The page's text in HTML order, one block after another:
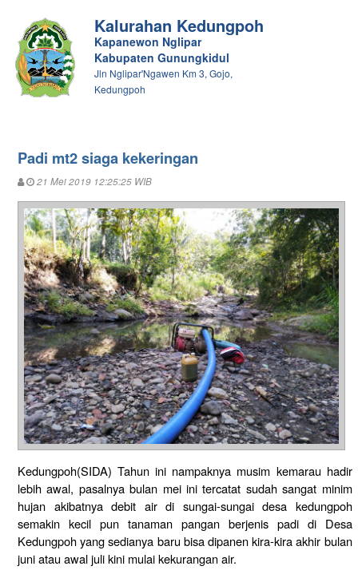
Kalurahan Kedungpoh
Kapanewon Nglipar
Kabupaten Gunungkidul
Jln Nglipar'Ngawen Km 3, Gojo,
Kedungpoh
Padi mt2 siaga kekeringan
21 Mei 2019 12:25:25 WIB
Kedungpoh(SIDA) Tahun ini nampaknya musim kemarau hadir
lebih awal, pasalnya bulan mei ini tercatat sudah sangat minim
hujan akibatnya debit air di sungai-sungai desa kedungpoh
semakin kecil pun tanaman pangan berjenis padi di Desa
Kedungpoh yang sedianya baru bisa dipanen kira-kira akhir bulan
juni atau awal juli kini mulai kekurangan air.